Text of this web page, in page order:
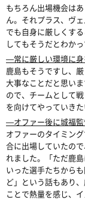
もちろん出場機会は
ん。それプラス、ヴ
でも自身に厳しくす
してもそうだとわか
―常に厳しい環境に身
鹿島もそうですし、
大事なことだと思い
ので、チームとして
を向けてやっていきた
―オファー後に城福監
オファーのタイミン
合に出場していたの
れました。「ただ鹿
いった選手たちから
ど」という話もあり
ことで熱量を感じ、